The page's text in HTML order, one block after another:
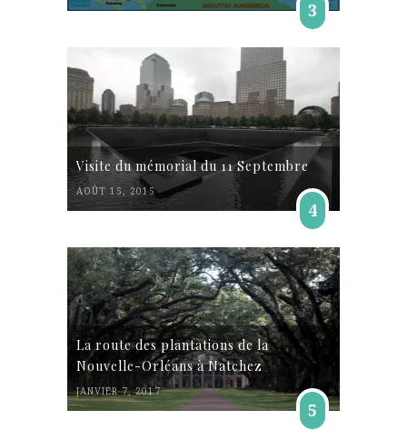
3
Visite du mémorial du 11 Septembre
AOÛT 15, 2015
4
La route des plantations de la
Nouvelle-Orléans à Natchez
JANVIER 7, 2017
5